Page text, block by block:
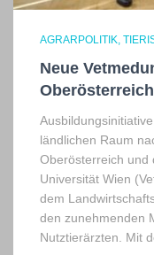
AGRARPOLITIK
Neue
Oberösterreich
ländlichen Raum
Oberösterreich und
Universität Wien
dem
den zunehmenden
Nutztierärzten. Mit